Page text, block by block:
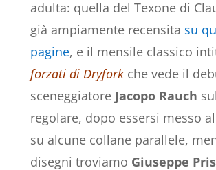
adulta: quella del Texone di
già ampiamente recensita su
pagine, e il mensile classico
forzati di Dryforkche vede il
sceneggiatore Jacopo Rauch
regolare, dopo essersi messo
su alcune collane parallele,
disegni troviamo Giuseppe